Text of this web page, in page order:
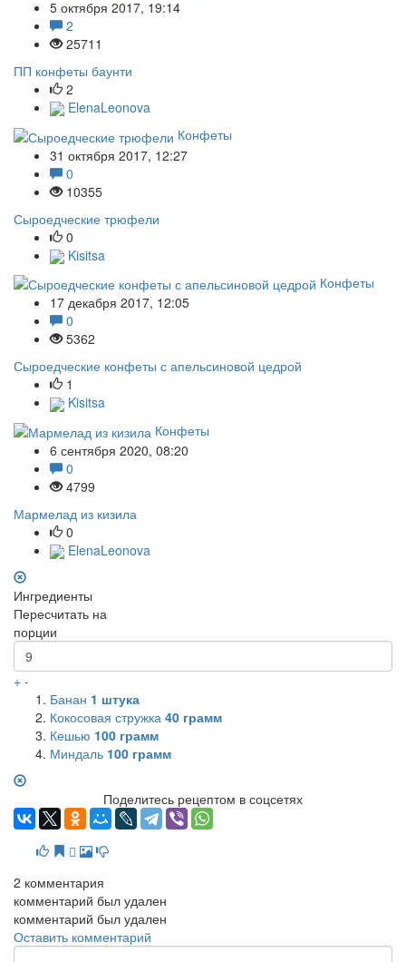
5 октября 2017, 19:14
2
25711
ПП конфеты баунти
2
ElenaLeonova
Конфеты
31 октября 2017, 12:27
0
10355
Сыроедческие трюфели
0
Kisitsa
Конфеты
17 декабря 2017, 12:05
0
5362
Сыроедческие конфеты с апельсиновой цедрой
1
Kisitsa
Конфеты
6 сентября 2020, 08:20
0
4799
Мармелад из кизила
0
ElenaLeonova
Ингредиенты
Пересчитать на
порции
+ -
Банан 1 штука
Кокосовая стружка 40 грамм
Кешью 100 грамм
Миндаль 100 грамм
Поделитесь рецептом в соцсетях
2 комментария
комментарий был удален
комментарий был удален
Оставить комментарий